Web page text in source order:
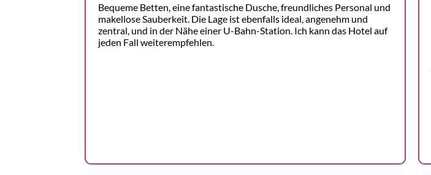
Bequeme Betten, eine fantastische Dusche, freundliches Personal und
makellose Sauberkeit. Die Lage ist ebenfalls ideal, angenehm und
zentral, und in der Nähe einer U-Bahn-Station. Ich kann das Hotel auf
jeden Fall weiterempfehlen.